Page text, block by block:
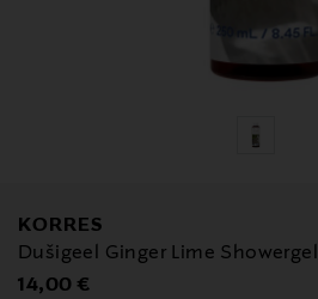
KORRES
Dušigeel Ginger Lime Showergel
Original Price
14,00 €